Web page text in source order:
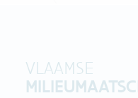
VLAAMSE